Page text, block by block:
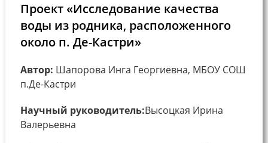
Проект «Исследование качества
воды из родника, расположенного
около п. Де-Кастри»
Автор: Шапорова Инга Георгиевна, МБОУ СОШ
п.Де-Кастри
Научный руководитель:Высоцкая Ирина
Валерьевна